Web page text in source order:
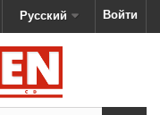
Войти
Русский